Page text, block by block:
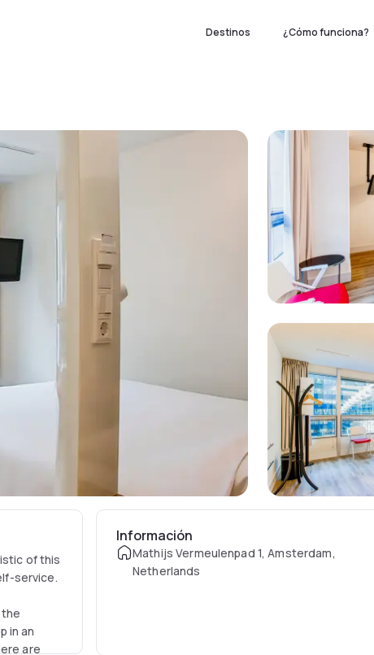
Destinos ¿Cómo funciona?
of this
service.
in an
are
Información
Mathijs Vermeulenpad 1, Amsterdam,
Netherlands